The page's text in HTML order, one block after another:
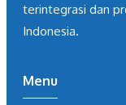
terintegrasi dan
Indonesia.
Menu